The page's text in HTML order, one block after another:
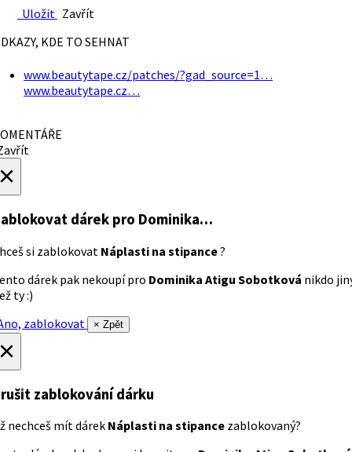
Uložit Zavřít
KDE TO SEHNAT
www.beautytape.cz/patches/?gad_source=1…
www.beautytape.cz…
dárek pro Dominika…
si zablokovat Náplasti na stipance?
dárek pak nekoupí pro Dominika Atigu Sobotková nikdo
ty :)
zablokovat
× Zpět
zablokování dárku
nechceš mít dárek Náplasti na stipance zablokovaný?